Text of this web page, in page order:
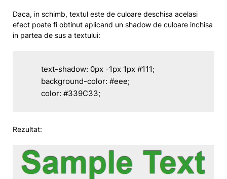
Daca, in schimb, textul este de culoare deschisa acelasi
efect poate fi obtinut aplicand un shadow de culoare inchisa
in partea de sus a textului:
	color: #339C33;
Rezultat: